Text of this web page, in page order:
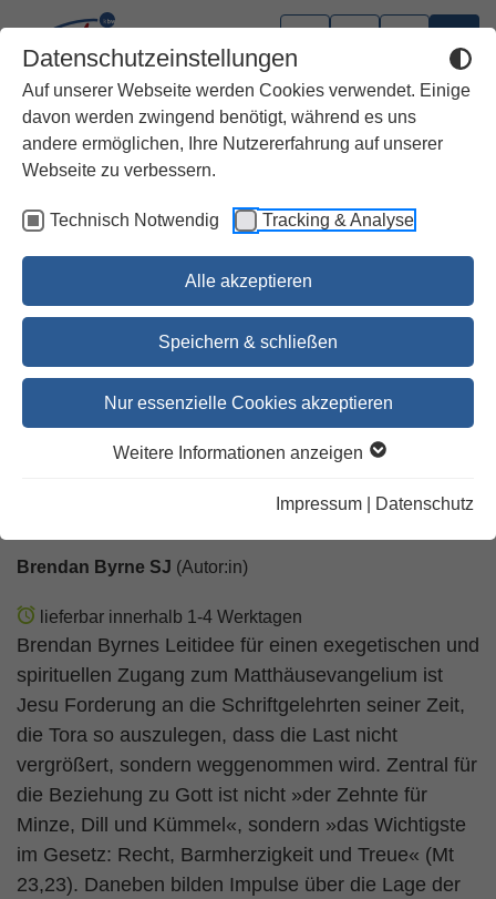
Datenschutzeinstellungen
Auf unserer Webseite werden Cookies verwendet. Einige
davon werden zwingend benötigt, während es uns
andere ermöglichen, Ihre Nutzererfahrung auf unserer
Webseite zu verbessern.
Technisch Notwendig Tracking & Analyse
Alle akzeptieren
Speichern & schließen
Nur essenzielle Cookies akzeptieren
Weitere Informationen anzeigen
Impressum Datenschutz
Gott, der die Last nimmt
Eine Begegnung mit dem
Brendan Byrne SJ (Autor:in)
lieferbar innerhalb 1-4 Werktagen
Brendan Byrnes Leitidee für einen exegetischen und
spirituellen Zugang zum Matthäusevangelium ist
Jesu Forderung an die Schriftgelehrten seiner Zeit,
die Tora so auszulegen, dass die Last nicht
vergrößert, sondern weggenommen wird. Zentral für
die Beziehung zu Gott ist nicht »der Zehnte für
Minze, Dill und Kümmel«, sondern »das Wichtigste
im Gesetz: Recht, Barmherzigkeit und Treue« (Mt
23,23). Daneben bilden Impulse über die Lage der